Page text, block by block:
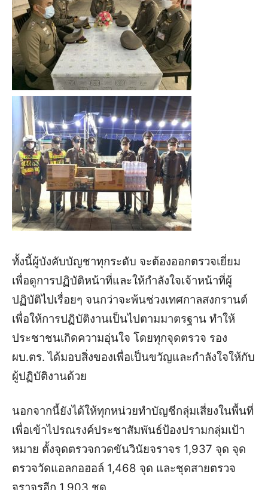
ทั้งนี้ผู้บังคับบัญชาทุกระดับ จะต้องออกตรวจเยี่ยม
เพื่อดูการปฏิบัติหน้าที่และให้กำลังใจเจ้าหน้าที่ผู้
ปฏิบัติไปเรื่อยๆ จนกว่าจะพ้นช่วงเทศกาลสงกรานต์
เพื่อให้การปฏิบัติงานเป็นไปตามมาตรฐาน ทำให้
ประชาชนเกิดความอุ่นใจ โดยทุกจุดตรวจ รอง
ผบ.ตร. ได้มอบสิ่งของเพื่อเป็นขวัญและกำลังใจให้กับ
ผู้ปฏิบัติงานด้วย
นอกจากนี้ยังได้ให้ทุกหน่วยทำบัญชีกลุ่มเสี่ยงในพื้นที่
เพื่อเข้าไปรณรงค์ประชาสัมพันธ์ป้องปรามกลุ่มเป้า
หมาย ตั้งจุดตรวจกวดขันวินัยจราจร 1,937 จุด จุด
ตรวจวัดแอลกอฮอล์ 1,468 จุด และชุดสายตรวจ